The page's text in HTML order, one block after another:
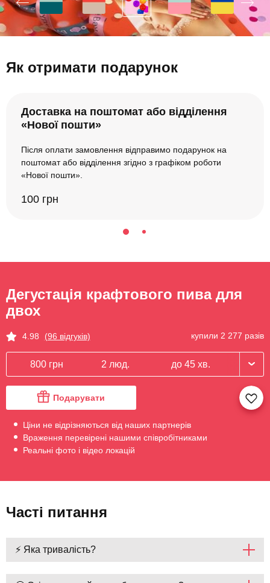
Як отримати подарунок
Доставка на поштомат або відділення
«Нової пошти»
Після оплати замовлення відправимо подарунок на
поштомат або відділення згідно з графіком роботи
«Нової пошти».
100 грн
Дегустація крафтового пива для
двох
4.98 (96 відгуків) купили 2 277 разів
800 грн 2 люд. до 45 хв.
Подарувати
Ціни не відрізняються від наших партнерів
Враження перевірені нашими співробітниками
Реальні фото і відео локацій
Часті питання
⚡ Яка тривалість?